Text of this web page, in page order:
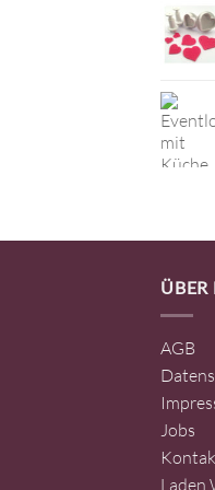
AGB
Jobs
Laden